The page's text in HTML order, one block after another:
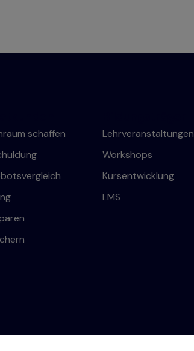
schaffen
Lehrveranstaltungen
Workshops
Kursentwicklung
LMS